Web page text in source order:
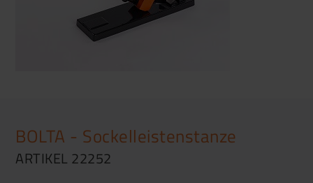
BOLTA - Sockelleistenstanze
ARTIKEL 22252